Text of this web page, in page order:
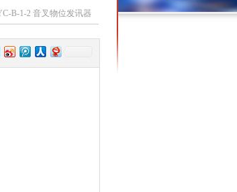
B-1-2 音叉物位发讯器